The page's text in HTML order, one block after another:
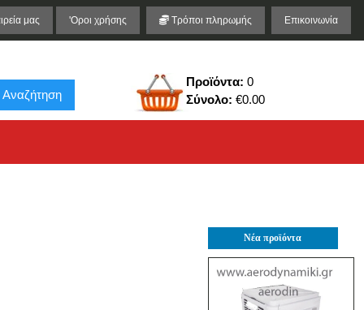
μας 'Οροι χρήσης Τρόποι πληρωμής Επικοινωνία
Αναζήτηση
Προϊόντα: 0
Σύνολο: €0.00
Νέα προϊόντα